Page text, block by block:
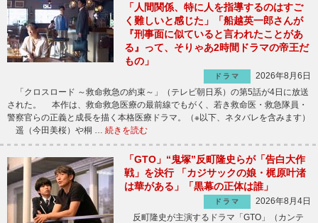
「人間関係、特に人を指導するのはすご
く難しいと感じた」「船越英一郎さんが
『刑事面に似ていると言われたことがあ
る』って、そりゃあ2時間ドラマの帝王だ
もの」
ドラマ
2026年8月6日
「クロスロード ～救命救急の約束～」（テレビ朝日系）の第5話が4日に放送
された。 本作は、救命救急医療の最前線でもがく、若き救命医・救急隊員・
警察官らの正義と成長を描く本格医療ドラマ。（※以下、ネタバレを含みます）
遥（今田美桜）や桐 … 続きを読む
「GTO」“鬼塚”反町隆史らが「告白大作
戦」を決行 「カジサックの娘・梶原叶渚
は華がある」「黒幕の正体は誰」
ドラマ
2026年8月4日
反町隆史が主演するドラマ「GTO」（カンテ